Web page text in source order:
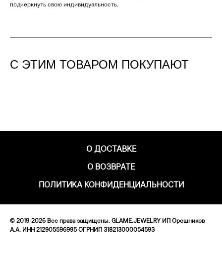
подчеркнуть свою индивидуальность.
С ЭТИМ ТОВАРОМ ПОКУПАЮТ
О ДОСТАВКЕ
О ВОЗВРАТЕ
ПОЛИТИКА КОНФИДЕНЦИАЛЬНОСТИ
© 2019-2026 Все права защищены. GLAME.JEWELRY ИП Орешников
А.А. ИНН 212905596995 ОГРНИП 318213000054593